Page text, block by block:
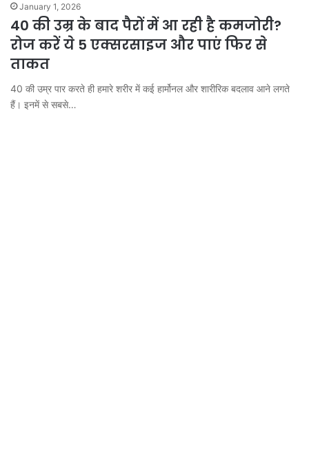
January 1, 2026
40 की उम्र के बाद पैरों में आ रही है कमजोरी?
रोज करें ये 5 एक्सरसाइज और पाएं फिर से
ताकत
40 की उम्र पार करते ही हमारे शरीर में कई हार्मोनल और शारीरिक बदलाव आने लगते
हैं। इनमें से सबसे…